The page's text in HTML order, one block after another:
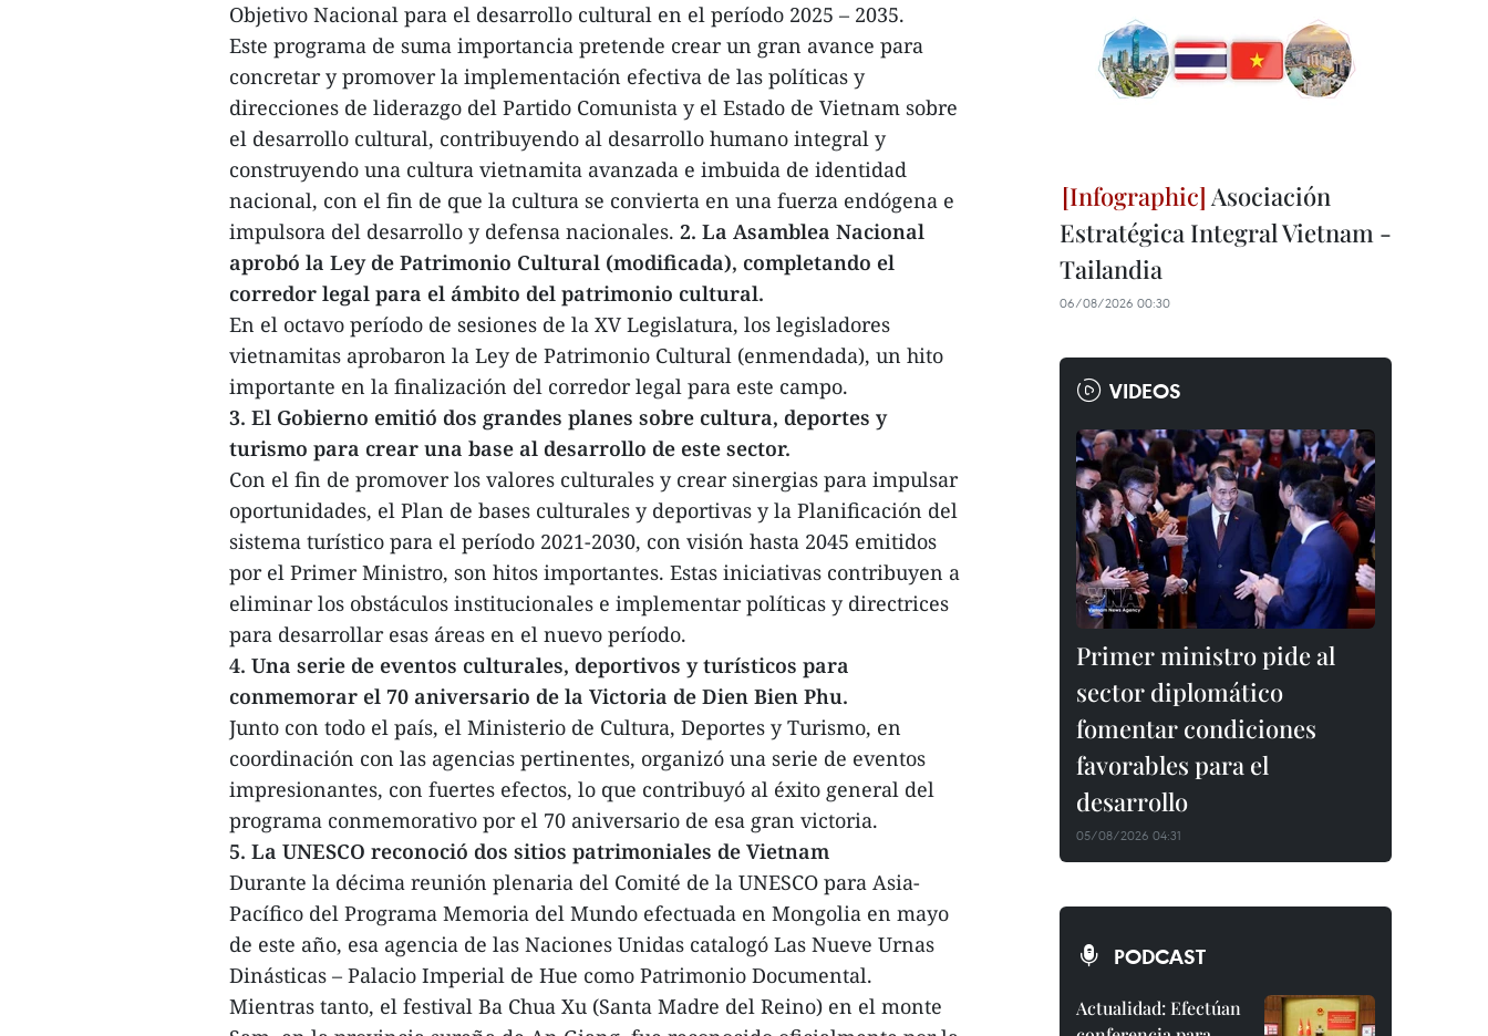
Objetivo Nacional para el desarrollo cultural en el período 2025 – 2035.
Este programa de suma importancia pretende crear un gran avance para
concretar y promover la implementación efectiva de las políticas y
direcciones de liderazgo del Partido Comunista y el Estado de Vietnam sobre
el desarrollo cultural, contribuyendo al desarrollo humano integral y
construyendo una cultura vietnamita avanzada e imbuida de identidad
nacional, con el fin de que la cultura se convierta en una fuerza endógena e
impulsora del desarrollo y defensa nacionales. 2. La Asamblea Nacional
aprobó la Ley de Patrimonio Cultural (modificada), completando el
corredor legal para el ámbito del patrimonio cultural.
En el octavo período de sesiones de la XV Legislatura, los legisladores
vietnamitas aprobaron la Ley de Patrimonio Cultural (enmendada), un hito
importante en la finalización del corredor legal para este campo.
3. El Gobierno emitió dos grandes planes sobre cultura, deportes y
turismo para crear una base al desarrollo de este sector.
Con el fin de promover los valores culturales y crear sinergias para impulsar
oportunidades, el Plan de bases culturales y deportivas y la Planificación del
sistema turístico para el período 2021-2030, con visión hasta 2045 emitidos
por el Primer Ministro, son hitos importantes. Estas iniciativas contribuyen a
eliminar los obstáculos institucionales e implementar políticas y directrices
para desarrollar esas áreas en el nuevo período.
4. Una serie de eventos culturales, deportivos y turísticos para
conmemorar el 70 aniversario de la Victoria de Dien Bien Phu.
Junto con todo el país, el Ministerio de Cultura, Deportes y Turismo, en
coordinación con las agencias pertinentes, organizó una serie de eventos
impresionantes, con fuertes efectos, lo que contribuyó al éxito general del
programa conmemorativo por el 70 aniversario de esa gran victoria.
5. La UNESCO reconoció dos sitios patrimoniales de Vietnam
Durante la décima reunión plenaria del Comité de la UNESCO para Asia-
Pacífico del Programa Memoria del Mundo efectuada en Mongolia en mayo
de este año, esa agencia de las Naciones Unidas catalogó Las Nueve Urnas
Dinásticas – Palacio Imperial de Hue como Patrimonio Documental.
Mientras tanto, el festival Ba Chua Xu (Santa Madre del Reino) en el monte
Asociación
Estratégica Integral Vietnam -
Tailandia
06/08/2026 00:30
VIDEOS
Primer ministro pide al
sector diplomático
fomentar condiciones
favorables para el
desarrollo
05/08/2026 04:31
PODCAST
Actualidad: Efectúan